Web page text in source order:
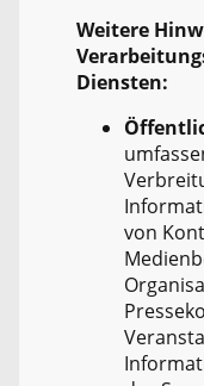
Weitere
Diensten:
von